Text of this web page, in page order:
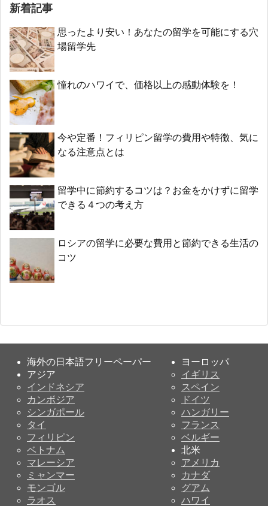
新着記事
思ったより安い！あなたの留学を可能にする穴
場留学先
憧れのハワイで、価格以上の感動体験を！
今や定番！フィリピン留学の費用や特徴、気に
なる注意点とは
留学中に節約するコツは？お金をかけずに留学
できる４つの考え方
ロシアの留学に必要な費用と節約できる生活の
コツ
海外の日本語フリーペーパー
アジア
インドネシア
カンボジア
シンガポール
タイ
フィリピン
ベトナム
マレーシア
ミャンマー
モンゴル
ラオス
ヨーロッパ
イギリス
スペイン
ドイツ
ハンガリー
フランス
ベルギー
北米
アメリカ
カナダ
グアム
ハワイ